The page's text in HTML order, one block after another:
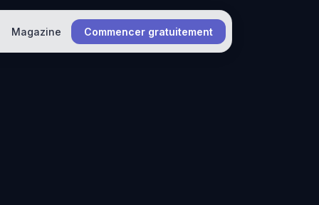
Magazine Commencer gratuitement